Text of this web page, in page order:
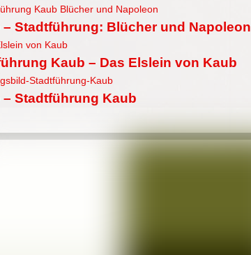
– Stadtführung: Blücher und Napoleon
Kaub – Das Elslein von Kaub
– Stadtführung Kaub